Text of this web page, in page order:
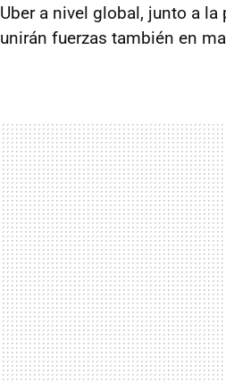
Uber a nivel global, junto a
unirán fuerzas también en